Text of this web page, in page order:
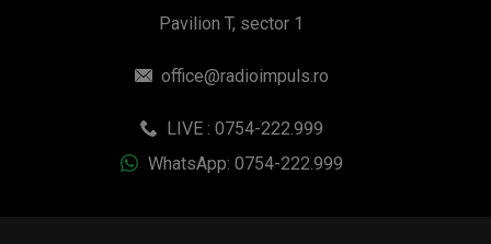
Pavilion T, sector 1
office@radioimpuls.ro
LIVE : 0754-222.999
WhatsApp: 0754-222.999